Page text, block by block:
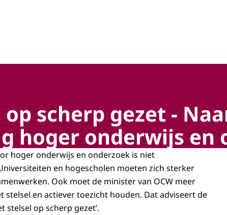
technologie en innovatie
scherp gezet -
hoger onderwijs en
hoger onderwijs en onderzoek is niet
en hogescholen moeten zich sterker
Ook moet de minister van OCW meer
stelsel en actiever toezicht houden. Dat adviseert de
stelsel op scherp gezet’.